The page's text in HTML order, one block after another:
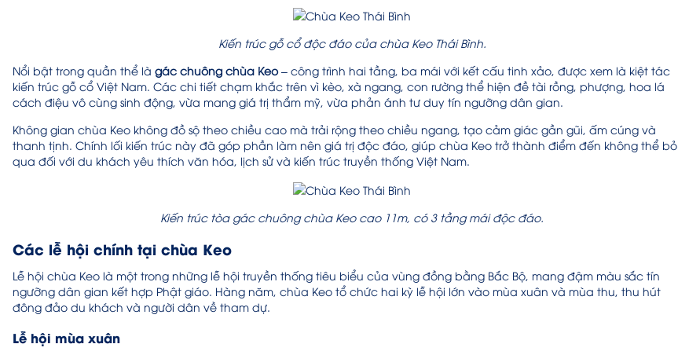
Kiến trúc gỗ cổ độc đáo của chùa Keo Thái Bình.
Nổi bật trong quần thể là gác chuông chùa Keo– công trình hai tầng, ba mái với kết cấu tinh xảo, được xem là kiệt tác
kiến trúc gỗ cổ Việt Nam. Các chi tiết chạm khắc trên vì kèo, xà ngang, con rường thể hiện đề tài rồng, phượng, hoa lá
cách điệu vô cùng sinh động, vừa mang giá trị thẩm mỹ, vừa phản ánh tư duy tín ngưỡng dân gian.
Không gian chùa Keo không đồ sộ theo chiều cao mà trải rộng theo chiều ngang, tạo cảm giác gần gũi, ấm cúng và
thanh tịnh. Chính lối kiến trúc này đã góp phần làm nên giá trị độc đáo, giúp chùa Keo trở thành điểm đến không thể bỏ
qua đối với du khách yêu thích văn hóa, lịch sử và kiến trúc truyền thống Việt Nam.
Kiến trúc tòa gác chuông chùa Keo cao 11m, có 3 tầng mái độc đáo.
Các lễ hội chính tại chùa Keo
Lễ hội chùa Keo là một trong những lễ hội truyền thống tiêu biểu của vùng đồng bằng Bắc Bộ, mang đậm màu sắc tín
ngưỡng dân gian kết hợp Phật giáo. Hàng năm, chùa Keo tổ chức hai kỳ lễ hội lớn vào mùa xuân và mùa thu, thu hút
đông đảo du khách và người dân về tham dự.
Lễ hội mùa xuân